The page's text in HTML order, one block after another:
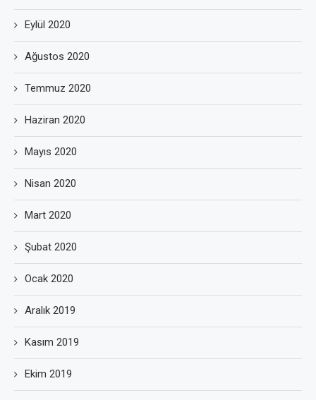
Eylül 2020
Ağustos 2020
Temmuz 2020
Haziran 2020
Mayıs 2020
Nisan 2020
Mart 2020
Şubat 2020
Ocak 2020
Aralık 2019
Kasım 2019
Ekim 2019